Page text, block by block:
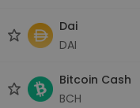
Dai
DAI
Bitcoin Cash
BCH